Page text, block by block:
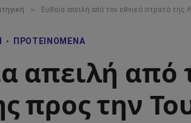
» Ευθεία απειλή από τον εθνικό στρατό της
ΠΡΟΤΕΙΝΌΜΕΝΑ
απειλή από
προς την